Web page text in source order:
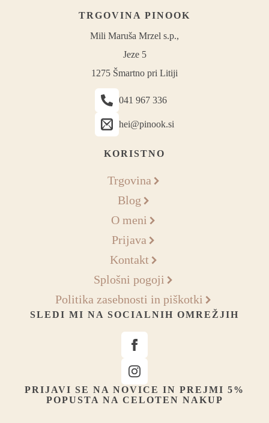
TRGOVINA PINOOK
Mili Maruša Mrzel s.p.,
Jeze 5
1275 Šmartno pri Litiji
041 967 336
hei@pinook.si
KORISTNO
Trgovina
Blog
O meni
Prijava
Kontakt
Splošni pogoji
Politika zasebnosti in piškotki
SLEDI MI NA SOCIALNIH OMREŽJIH
PRIJAVI SE NA NOVICE IN PREJMI 5%
POPUSTA NA CELOTEN NAKUP